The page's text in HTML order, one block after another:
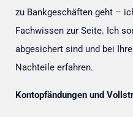
zu Bankgeschäften geht –
Fachwissen zur Seite. Ich
abgesichert sind und bei
Nachteile erfahren.
Kontopfändungen und